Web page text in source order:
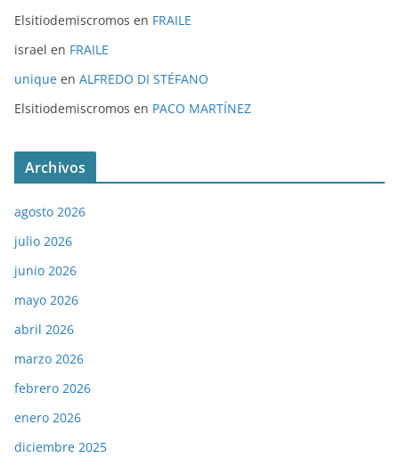
Elsitiodemiscromos en FRAILE
israel en FRAILE
unique en ALFREDO DI STÉFANO
Elsitiodemiscromos en PACO MARTÍNEZ
Archivos
agosto 2026
julio 2026
junio 2026
mayo 2026
abril 2026
marzo 2026
febrero 2026
enero 2026
diciembre 2025